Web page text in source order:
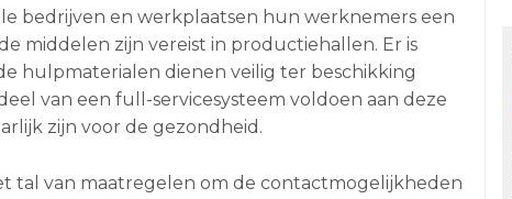
bedrijven en werkplaatsen hun werknemers een
middelen zijn vereist in productiehallen. Er is
hulpmaterialen dienen veilig ter beschikking
van een full-servicesysteem voldoen aan deze
zijn voor de gezondheid.
tal van maatregelen om de contactmogelijkheden